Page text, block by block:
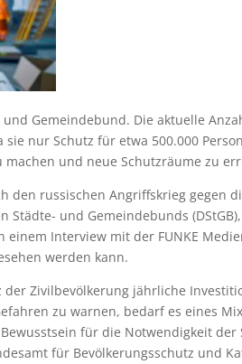
Gemeindebund. Die aktuelle
nur Schutz für etwa 500.000
und neue Schutzräume zu
den russischen Angriffskrieg gegen
Städte- und Gemeindebunds
Interview mit der FUNKE
werden kann.
Zivilbevölkerung jährliche
zu warnen, bedarf es eines
für die Notwendigkeit der
für Bevölkerungsschutz und